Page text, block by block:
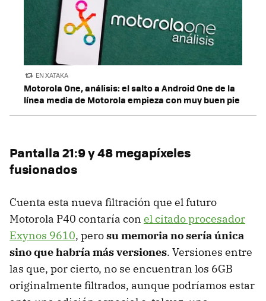
EN XATAKA
Motorola One, análisis: el salto a Android One de la
línea media de Motorola empieza con muy buen pie
Pantalla 21:9 y 48 megapíxeles
fusionados
Cuenta esta nueva filtración que el futuro
Motorola P40 contaría con el citado procesador
Exynos 9610, perosu memoria no sería única
sino que habría más versiones. Versiones entre
las que, por cierto, no se encuentran los 6GB
originalmente filtrados, aunque podríamos estar